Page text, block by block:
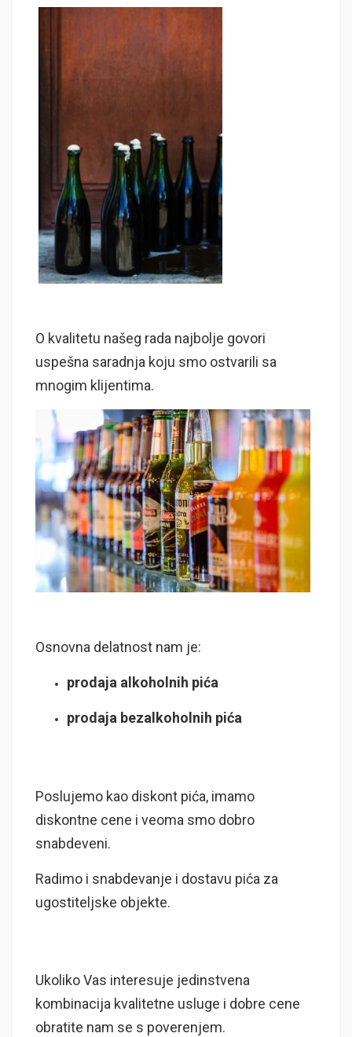
O kvalitetu našeg rada najbolje govori
uspešna saradnja koju smo ostvarili sa
mnogim klijentima.
Osnovna delatnost nam je:
prodaja alkoholnih pića
prodaja bezalkoholnih pića
Poslujemo kao diskont pića, imamo
diskontne cene i veoma smo dobro
snabdeveni.
Radimo i snabdevanje i dostavu pića za
ugostiteljske objekte.
Ukoliko Vas interesuje jedinstvena
kombinacija kvalitetne usluge i dobre cene
obratite nam se s poverenjem.